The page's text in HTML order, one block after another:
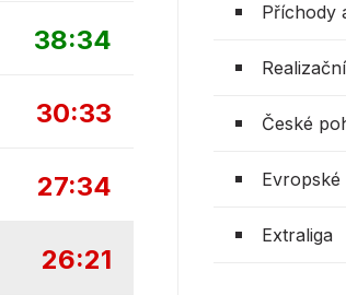
38:34
30:33
27:34
26:21
Příchody
České
Extraliga